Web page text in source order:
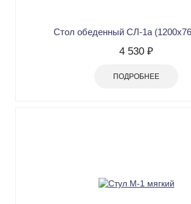
Стол обеденный СЛ-1а
4 530 ₽
ПОДРОБНЕЕ